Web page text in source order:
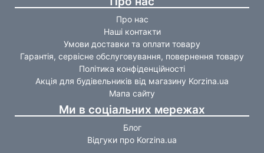
Про нас
Наші контакти
Умови доставки та оплати товару
Гарантія, сервісне обслуговування, повернення товару
Політика конфіденційності
Акція для будівельників від магазину Korzina.ua
Мапа сайту
Ми в соціальних мережах
Блог
Відгуки про Korzina.ua